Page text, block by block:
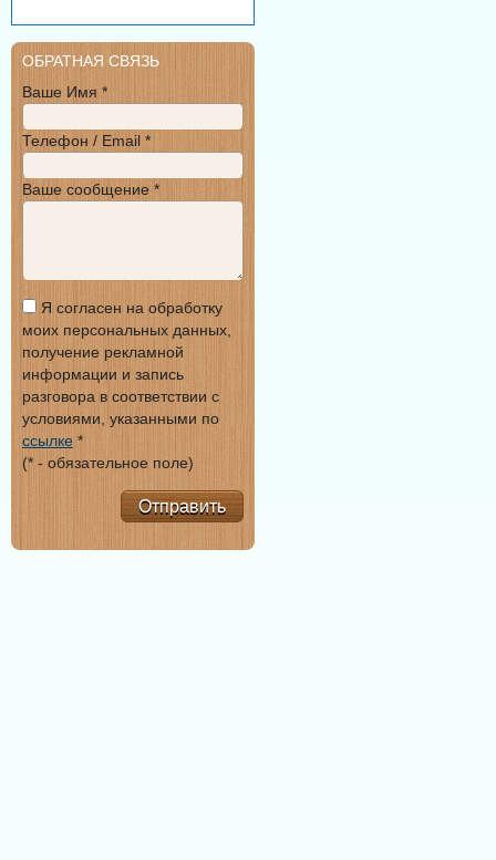
ОБРАТНАЯ СВЯЗЬ
Ваше Имя *
Телефон / Email *
Ваше сообщение *
Я согласен на обработку
моих персональных данных,
получение рекламной
информации и запись
разговора в соответствии с
условиями, указанными по
ссылке *
(* - обязательное поле)
Отправить